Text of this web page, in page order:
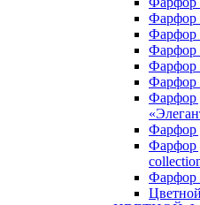
Фарфор
Фарфор
Фарфор
Фарфор
Фарфор
Фарфор
Фарфор
Фарфор
Фарфор